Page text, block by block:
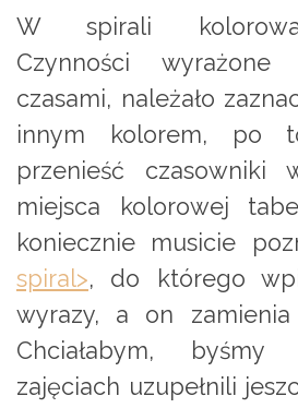
W spirali
Czynności wyrażone
czasami, należało
innym kolorem, po
przenieść czasowniki
miejsca kolorowej
koniecznie musicie
spiral>, do którego
wyrazy, a on
Chciałabym,
zajęciach uzupełnili